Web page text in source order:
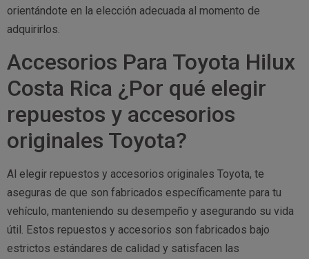
orientándote en la elección adecuada al momento de
adquirirlos.
Accesorios Para Toyota Hilux
Costa Rica ¿Por qué elegir
repuestos y accesorios
originales Toyota?
Al elegir repuestos y accesorios originales Toyota, te
aseguras de que son fabricados específicamente para tu
vehículo, manteniendo su desempeño y asegurando su vida
útil. Estos repuestos y accesorios son fabricados bajo
estrictos estándares de calidad y satisfacen las